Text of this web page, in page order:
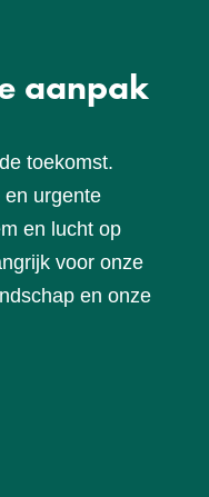
aanpak
toekomst.
en urgente
en lucht op
voor onze
en onze